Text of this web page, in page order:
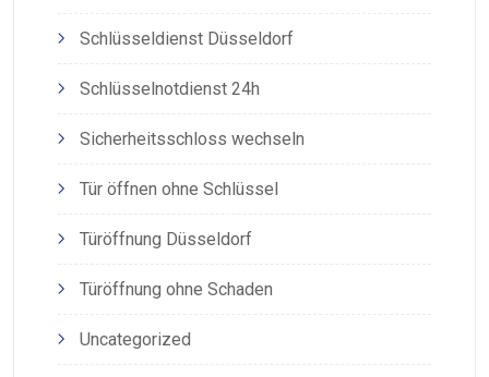
Schlüsseldienst Düsseldorf
Schlüsselnotdienst 24h
Sicherheitsschloss wechseln
Tür öffnen ohne Schlüssel
Türöffnung Düsseldorf
Türöffnung ohne Schaden
Uncategorized